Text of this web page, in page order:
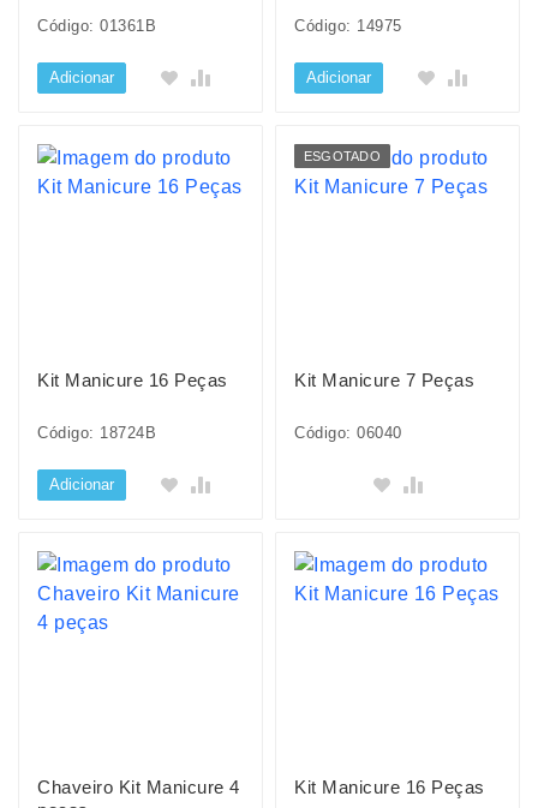
Código: 01361B
Adicionar
Código: 14975
Adicionar
Kit Manicure 16 Peças
Código: 18724B
Adicionar
ESGOTADO
Kit Manicure 7 Peças
Código: 06040
Chaveiro Kit Manicure 4
Kit Manicure 16 Peças